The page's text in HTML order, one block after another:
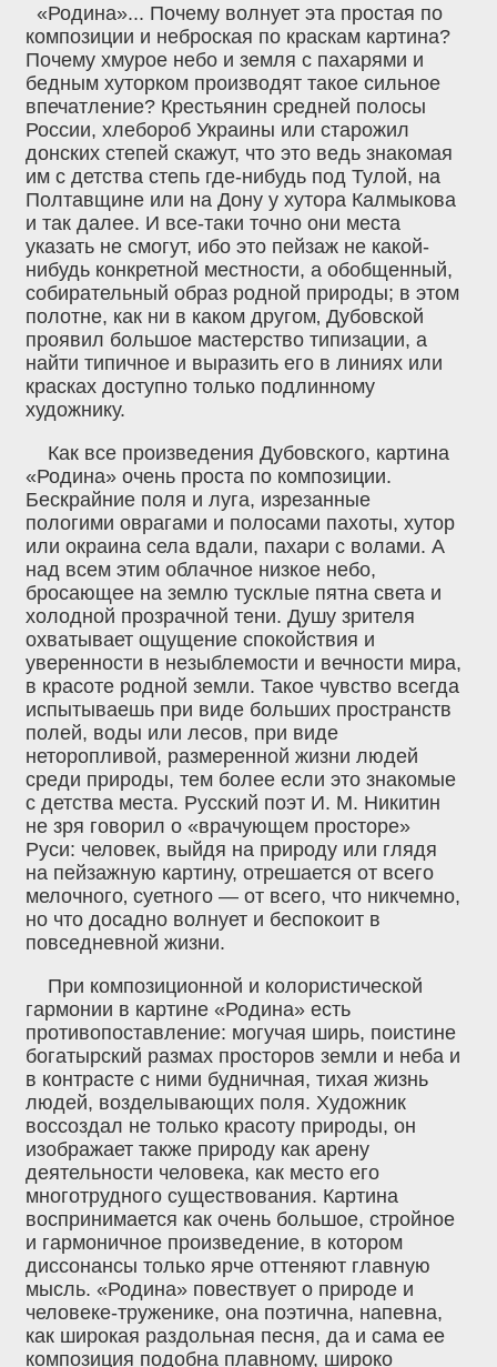
«Родина»... Почему волнует эта простая по
композиции и неброская по краскам картина?
Почему хмурое небо и земля с пахарями и
бедным хуторком производят такое сильное
впечатление? Крестьянин средней полосы
России, хлебороб Украины или старожил
донских степей скажут, что это ведь знакомая
им с детства степь где-нибудь под Тулой, на
Полтавщине или на Дону у хутора Калмыкова
и так далее. И все-таки точно они места
указать не смогут, ибо это пейзаж не какой-
нибудь конкретной местности, а обобщенный,
собирательный образ родной природы; в этом
полотне, как ни в каком другом‚ Дубовской
проявил большое мастерство типизации, а
найти типичное и выразить его в линиях или
красках доступно только подлинному
художнику.
Как все произведения Дубовского, картина
«Родина» очень проста по композиции.
Бескрайние поля и луга, изрезанные
пологими оврагами и полосами пахоты, хутор
или окраина села вдали, пахари с волами. А
над всем этим облачное низкое небо,
бросающее на землю тусклые пятна света и
холодной прозрачной тени. Душу зрителя
охватывает ощущение спокойствия и
уверенности в незыблемости и вечности мира,
в красоте родной земли. Такое чувство всегда
испытываешь при виде больших пространств
полей, воды или лесов, при виде
неторопливой, размеренной жизни людей
среди природы, тем более если это знакомые
с детства места. Русский поэт И. М. Никитин
не зря говорил о «врачующем просторе»
Руси: человек, выйдя на природу или глядя
на пейзажную картину, отрешается от всего
мелочного‚ суетного — от всего, что никчемно,
но что досадно волнует и беспокоит в
повседневной жизни.
При композиционной и колористической
гармонии в картине «Родина» есть
противопоставление: могучая ширь, поистине
богатырский размах просторов земли и неба и
в контрасте с ними будничная, тихая жизнь
людей, возделывающих поля. Художник
воссоздал не только красоту природы, он
изображает также природу как арену
деятельности человека, как место его
многотрудного существования. Картина
воспринимается как очень большое, стройное
и гармоничное произведение, в котором
диссонансы только ярче оттеняют главную
мысль. «Родина» повествует о природе и
человеке-труженике, она поэтична, напевна,
как широкая раздольная песня, да и сама ее
композиция подобна плавному, широко